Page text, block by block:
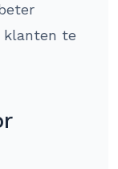
klanten te